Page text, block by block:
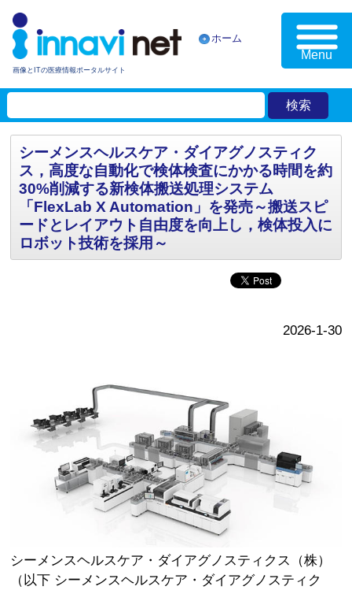
画像とITの医療情報ポータルサイト
ホーム
Menu
シーメンスヘルスケア・ダイアグノスティク
ス，高度な自動化で検体検査にかかる時間を約
30%削減する新検体搬送処理システム
「FlexLab X Automation」を発売～搬送スピ
ードとレイアウト自由度を向上し，検体投入に
ロボット技術を採用～
2026-1-30
シーメンスヘルスケア・ダイアグノスティクス（株）
（以下 シーメンスヘルスケア・ダイアグノスティク